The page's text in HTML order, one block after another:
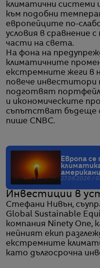
климатични системи
към подобни
европейците по-
условия в сравнение
части на света.
На фона на
климатичните
екстремните жеги в
повече инвеститори
подготвят
и икономическите
съпътстват бъдеще
пише CNBC.
Европа се
27.06.2026 /
Инвестиции в
Стефани Нивън,
Global Sustainable
компания Ninety One,
нейният екип
екстремните
като дългосрочна